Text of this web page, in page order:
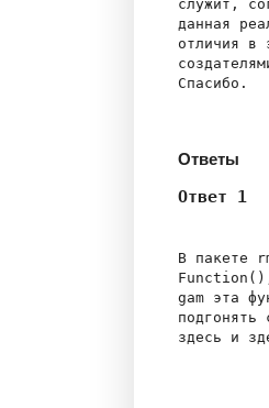
служит,
данная
отличия в
Спасибо.
Ответы
Ответ 1
В пакете
Function(),
gam эта